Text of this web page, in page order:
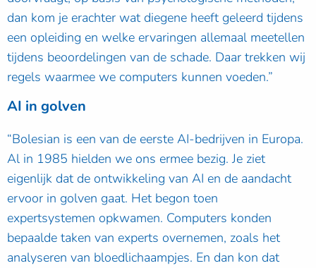
dan kom je erachter wat diegene heeft geleerd tijdens
een opleiding en welke ervaringen allemaal meetellen
tijdens beoordelingen van de schade. Daar trekken wij
regels waarmee we computers kunnen voeden.”
AI in golven
“Bolesian is een van de eerste AI-bedrijven in Europa.
Al in 1985 hielden we ons ermee bezig. Je ziet
eigenlijk dat de ontwikkeling van AI en de aandacht
ervoor in golven gaat. Het begon toen
expertsystemen opkwamen. Computers konden
bepaalde taken van experts overnemen, zoals het
analyseren van bloedlichaampjes. En dan kon dat